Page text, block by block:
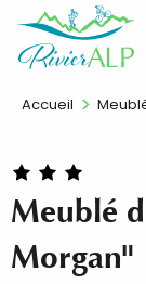
contenu
FR
Accueil
Meublé
Morgan"